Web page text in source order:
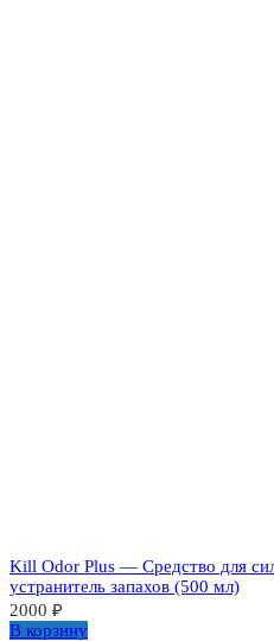
Kill Odor Plus — Средство для
устранитель запахов (500 мл)
2000 ₽
В корзину